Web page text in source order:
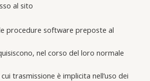
al sito
procedure software preposte al
nel corso del loro normale
trasmissione è implicita nell’uso dei